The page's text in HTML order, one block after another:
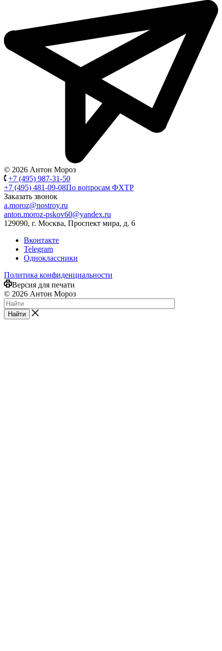
© 2026 Антон Мороз
+7 (495) 987-31-50
+7 (495) 481-09-08По вопросам ФХТР
Заказать звонок
a.moroz@nostroy.ru
anton.moroz-pskov60@yandex.ru
129090, г. Москва, Проспект мира, д. 6
Вконтакте
Telegram
Одноклассники
Политика конфиденциальности
Версия для печати
© 2026 Антон Мороз
Найти